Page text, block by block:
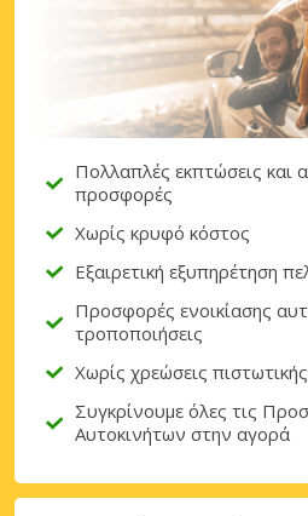
Πολλαπλές εκπτώσεις και
προσφορές
Χωρίς κρυφό κόστος
Εξαιρετική εξυπηρέτηση
Προσφορές ενοικίασης
τροποποιήσεις
Χωρίς χρεώσεις
Συγκρίνουμε όλες τις
Αυτοκινήτων στην αγορά